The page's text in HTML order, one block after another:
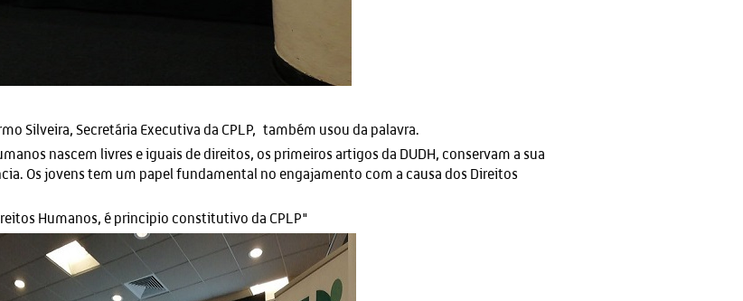
Silveira, Secretária Executiva da CPLP, também usou da palavra.
nascem livres e iguais de direitos, os primeiros artigos da DUDH, conservam a sua
Os jovens tem um papel fundamental no engajamento com a causa dos Direitos
Humanos, é principio constitutivo da CPLP"